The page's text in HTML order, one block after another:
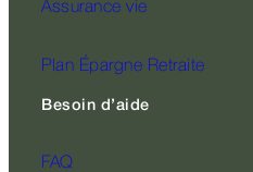
Assurance vie
Plan Épargne Retraite
Besoin d’aide
FAQ